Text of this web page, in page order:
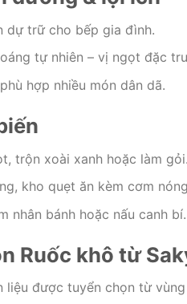
dự trữ cho bếp gia đình.
tự nhiên – vị ngọt đặc
hợp nhiều món dân dã.
trộn xoài xanh hoặc làm gỏi.
kho quẹt ăn kèm cơm
nhân bánh hoặc nấu canh bí.
Ruốc khô từ
liệu được tuyển chọn từ